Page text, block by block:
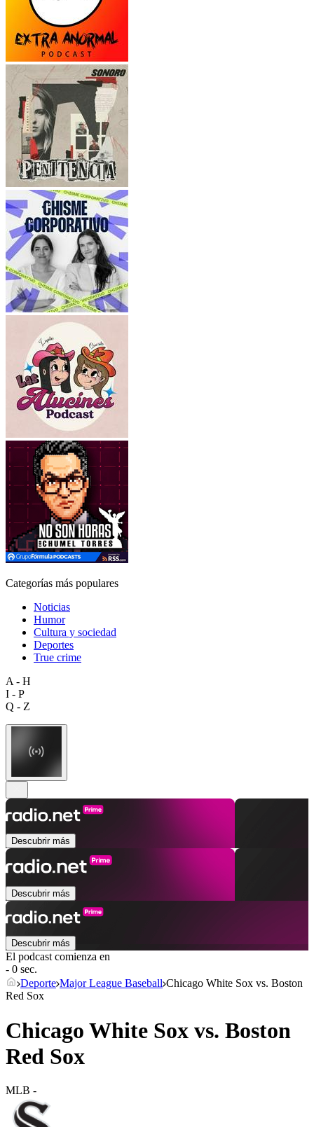
Categorías más populares
Noticias
Humor
Cultura y sociedad
Deportes
True crime
A - H
I - P
Q - Z
Descubrir más
Descubrir más
Descubrir más
El podcast comienza en
- 0 sec.
Deporte Major League Baseball Chicago White Sox vs. Boston
Red Sox
Chicago White Sox vs. Boston
Red Sox
MLB -